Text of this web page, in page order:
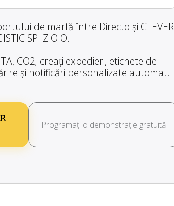
de marfă între Directo și CLEVER
SP. Z O.O..
CO2; creați expedieri, etichete de
și notificări personalizate automat.
Programați o demonstrație gratuită